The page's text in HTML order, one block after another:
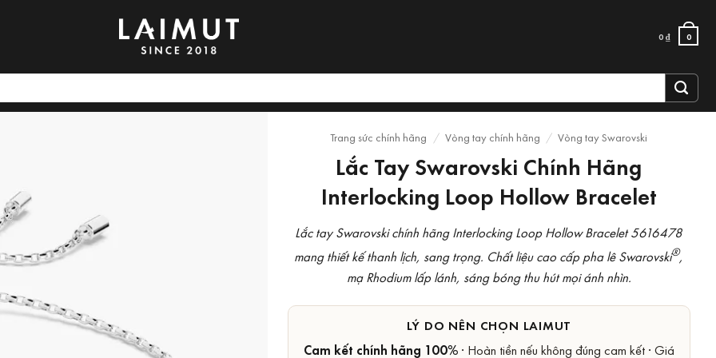
0₫ 0
Trang sức chính hãng / Vòng tay chính hãng / Vòng tay Swarovski
Lắc Tay Swarovski Chính Hãng
Interlocking Loop Hollow Bracelet
Lắc tay Swarovski chính hãng Interlocking Loop Hollow Bracelet 5616478
mang thiết kế thanh lịch, sang trọng. Chất liệu cao cấp pha lê Swarovski®,
mạ Rhodium lấp lánh, sáng bóng thu hút mọi ánh nhìn.
LÝ DO NÊN CHỌN LAIMUT
Cam kết chính hãng 100%· Hoàn tiền nếu không đúng cam kết · Giá